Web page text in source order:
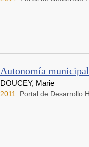
Autonomía
DOUCEY, Marie
2011 Portal de Desarrollo